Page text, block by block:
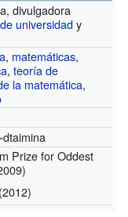
divulgadora
universidady
, matemáticas,
,teoría de
la matemática,
Prize for Oddest
(2012)